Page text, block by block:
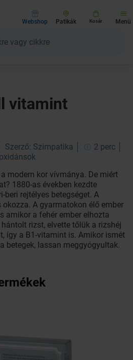
Webshop Patikák Kosár Menü
vitamint
Szerző: Szimpatika
2 perc
modern kor vívmánya. De miért
1880-as években kezdte
beri rejtélyes betegséget. A
A gyarmatokon élő ember
amikor a fehér ember elhozta
rizst, elvette tőlük a rizshéj
így a B1-vitamint is. Amikor ismét
betegek, lassan meggyógyultak.